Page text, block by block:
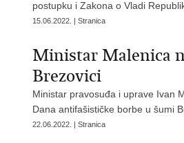
postupku i Zakona o Vladi
15.06.2022. | Stranica
Ministar Malenica
Brezovici
Ministar pravosuđa i uprave Ivan
Dana antifašističke borbe u šumi
22.06.2022. | Stranica